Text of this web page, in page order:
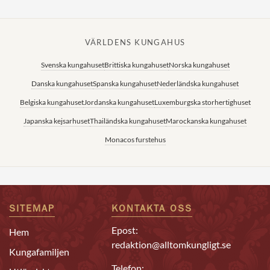
VÄRLDENS KUNGAHUS
Svenska kungahusetBrittiska kungahusetNorska kungahuset
Danska kungahusetSpanska kungahusetNederländska kungahuset
Belgiska kungahusetJordanska kungahusetLuxemburgska storhertighuset
Japanska kejsarhusetThailändska kungahusetMarockanska kungahuset
Monacos furstehus
SITEMAP
Hem
Kungafamiljen
KONTAKTA OSS
Epost:
redaktion@alltomkungligt.se